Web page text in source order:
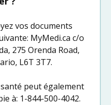
vos documents
MyMedi.ca c/o
275 Orenda Road,
L6T 3T7.
peut également
à: 1-844-500-4042.